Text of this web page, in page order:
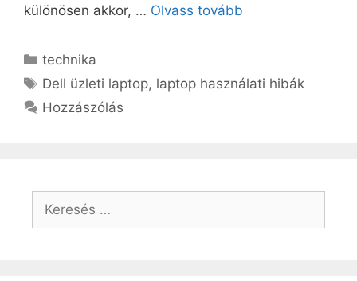
különösen akkor, … Olvass tovább
Kategória
technika
Címkék
Dell üzleti laptop, laptop használati hibák
Hozzászólás
Keresés: